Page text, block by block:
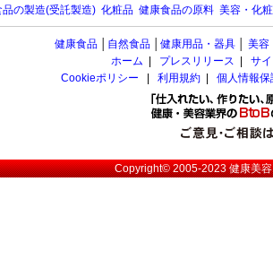
品の製造(受託製造) 化粧品 健康食品の原料 美容・化
健康食品 自然食品 健康用品・器具 美容
ホーム
プレスリリース
サ
Cookieポリシー
利用規約 個人情報
Copyright© 2005-2023健康美